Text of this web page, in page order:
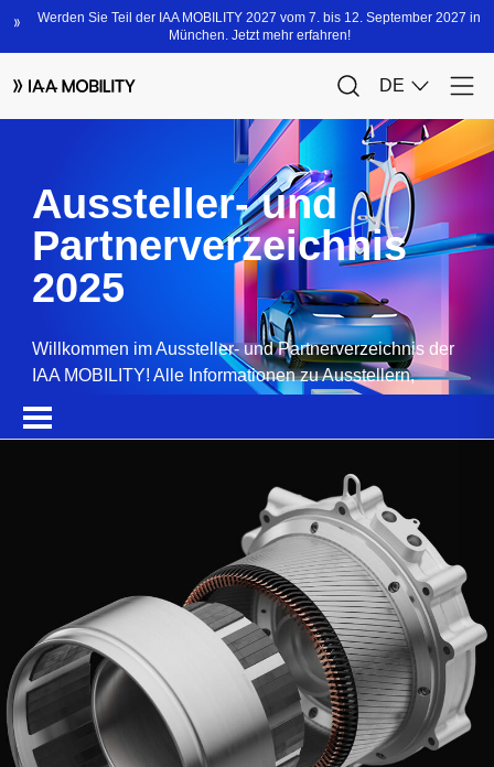
Aussteller- und
Partnerverzeichnis
2025
Willkommen im Aussteller- und Partnerverzeichnis der
IAA MOBILITY! Alle Informationen zu Ausstellern,